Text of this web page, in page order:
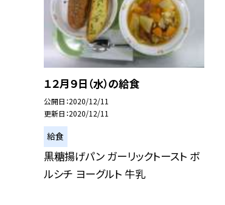
１２月９日（水）の給食
公開日 2020/12/11
更新日 2020/12/11
給食
黒糖揚げパン ガーリックトースト ボ
ルシチ ヨーグルト 牛乳